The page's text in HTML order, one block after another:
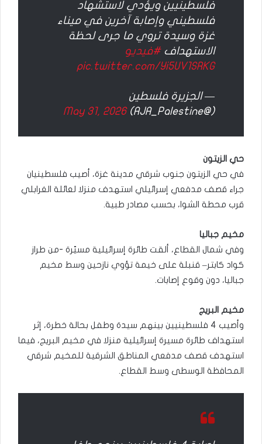
فلسطينيين ويؤدي لاستشهاد
فلسطيني وإصابة آخرين في ميناء
غزة وسيدة تروي ما جرى لحظة
الاستهداف#فيديو
pic.twitter.com/Yi5UV1SRKG
— الجزيرة فلسطين
(@AJA_Palestine)
May 31, 2026
حي الزيتون
في حي الزيتون جنوب شرقي مدينة غزة، أصيب فلسطينيان
جراء قصف مدفعي إسرائيلي استهدف منزلا لعائلة الغرابلي
قرب محطة الشوا، بحسب مصادر طبية.
مخيم جباليا
وفي شمال القطاع، ألقت طائرة إسرائيلية مسيّرة -من طراز
كواد كابتر– قنبلة على خيمة تؤوي نازحين وسط مخيم
جباليا، دون وقوع إصابات.
مخيم البريج
وأصيب 4 فلسطينيين بينهم سيدة وطفل بحالة خطرة، إثر
استهداف طائرة مسيرة إسرائيلية منزلا في مخيم البريج، فيما
استهدف قصف مدفعي المناطق الشرقية للمخيم شرقي
المحافظة الوسطى وسط القطاع.